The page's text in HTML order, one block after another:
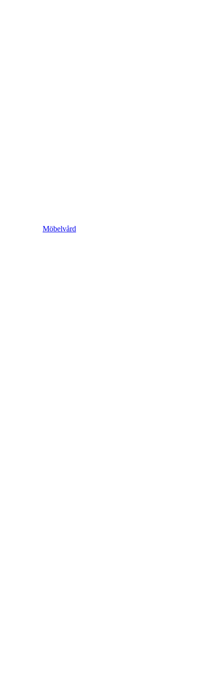
Möbelvård